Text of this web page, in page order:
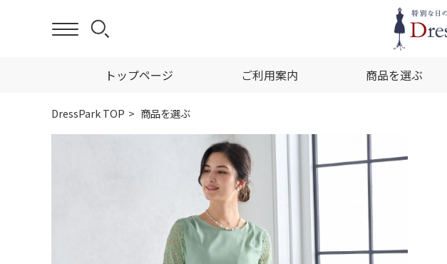
トップページ ご利用案内 商品を選ぶ
DressPark TOP 商品を選ぶ